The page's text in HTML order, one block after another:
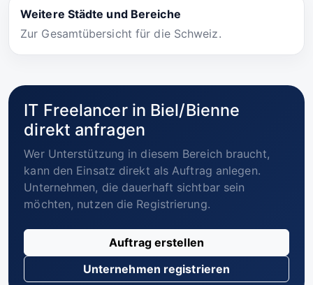
Weitere Städte und Bereiche
Zur Gesamtübersicht für die Schweiz.
IT Freelancer in Biel/Bienne
direkt anfragen
Wer Unterstützung in diesem Bereich braucht,
kann den Einsatz direkt als Auftrag anlegen.
Unternehmen, die dauerhaft sichtbar sein
möchten, nutzen die Registrierung.
Auftrag erstellen
Unternehmen registrieren